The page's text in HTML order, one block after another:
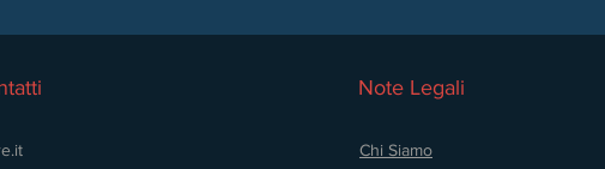
Note Legali
Chi Siamo